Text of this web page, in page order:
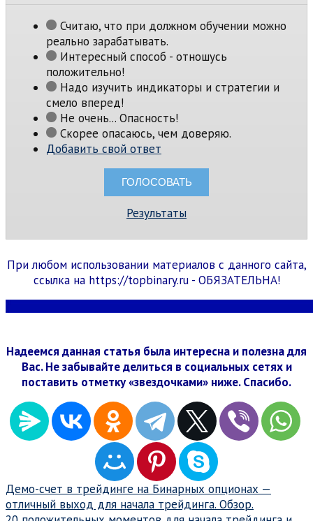
Считаю, что при должном обучении можно
реально зарабатывать.
Интересный способ - отношусь
положительно!
Надо изучить индикаторы и стратегии и
смело вперед!
Не очень... Опасность!
Скорее опасаюсь, чем доверяю.
Добавить свой ответ
Результаты
При любом использовании материалов с данного сайта,
ссылка на https://topbinary.ru - ОБЯЗАТЕЛЬНА!
Надеемся данная статья была интересна и полезна для
Вас. Не забывайте делиться в социальных сетях и
поставить отметку «звездочками» ниже. Спасибо.
Навигация
по
Демо-счет в трейдинге на Бинарных опционах —
отличный выход для начала трейдинга. Обзор.